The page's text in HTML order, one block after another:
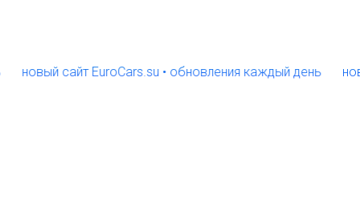
сайт EuroCars.su • обновления каждый день новый